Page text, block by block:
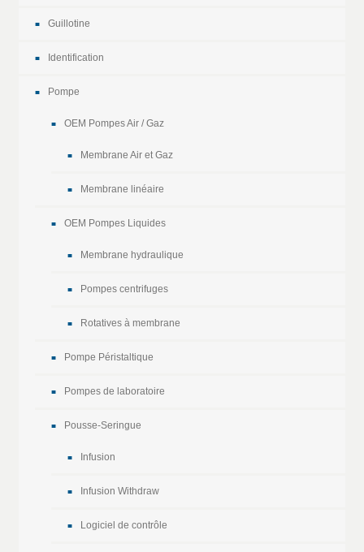
Guillotine
Identification
Pompe
OEM Pompes Air / Gaz
Membrane Air et Gaz
Membrane linéaire
OEM Pompes Liquides
Membrane hydraulique
Pompes centrifuges
Rotatives à membrane
Pompe Péristaltique
Pompes de laboratoire
Pousse-Seringue
Infusion
Infusion Withdraw
Logiciel de contrôle